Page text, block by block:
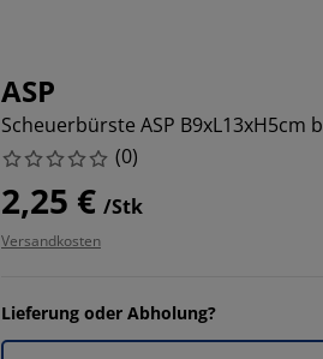
ASP
Scheuerbürste ASP B9xL13xH5cm
(0)
2,25 € /Stk
Versandkosten
Lieferung oder Abholung?